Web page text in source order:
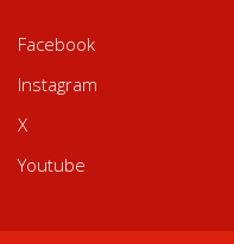
Facebook
Instagram
X
Youtube